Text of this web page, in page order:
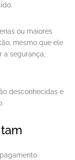
ou maiores
mesmo que ele
segurança,
desconhecidas e